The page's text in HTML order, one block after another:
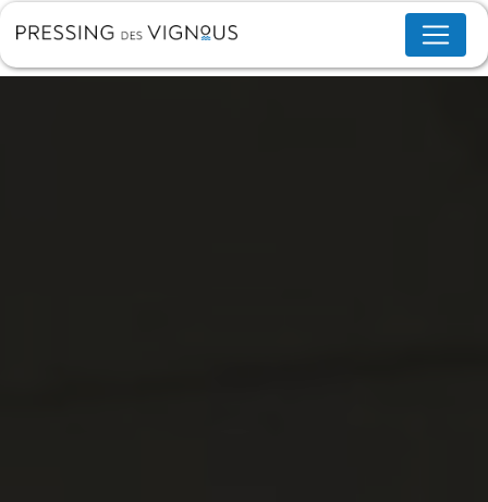
Panneau de gestion des cookies